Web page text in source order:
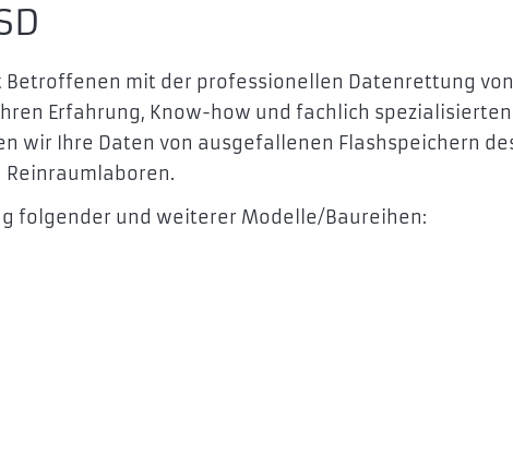
mit der professionellen Datenrettung von
Erfahrung, Know-how und fachlich spezialisierten
wir Ihre Daten von ausgefallenen Flashspeichern
Reinraumlaboren.
folgender und weiterer Modelle/Baureihen: